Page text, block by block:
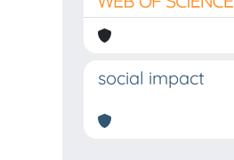
social impact